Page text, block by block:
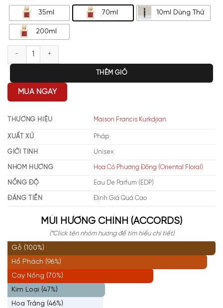
35ml 70ml 10ml Dùng Thử
200ml
Maison Francis Kurkdjian Baccarat Rouge 540 EDP số lượng
THÊM GIỎ
MUA NGAY
THƯƠNG HIỆU Maison Francis Kurkdjian
XUẤT XỨ Pháp
GIỚI TÍNH Unisex
NHÓM HƯƠNG Hoa Cỏ Phương Đông (Oriental Floral)
NỒNG ĐỘ Eau De Parfum (EDP)
ĐÁNG TIỀN Định Giá Quá Cao
MÙI HƯƠNG CHÍNH (ACCORDS)
(*Click tên nhóm hương để tìm hiểu chi tiết)
Gỗ (100%)
Hổ Phách (96%)
Cay Nồng (70%)
Kim Loại (47%)
Hoa Trắng (46%)